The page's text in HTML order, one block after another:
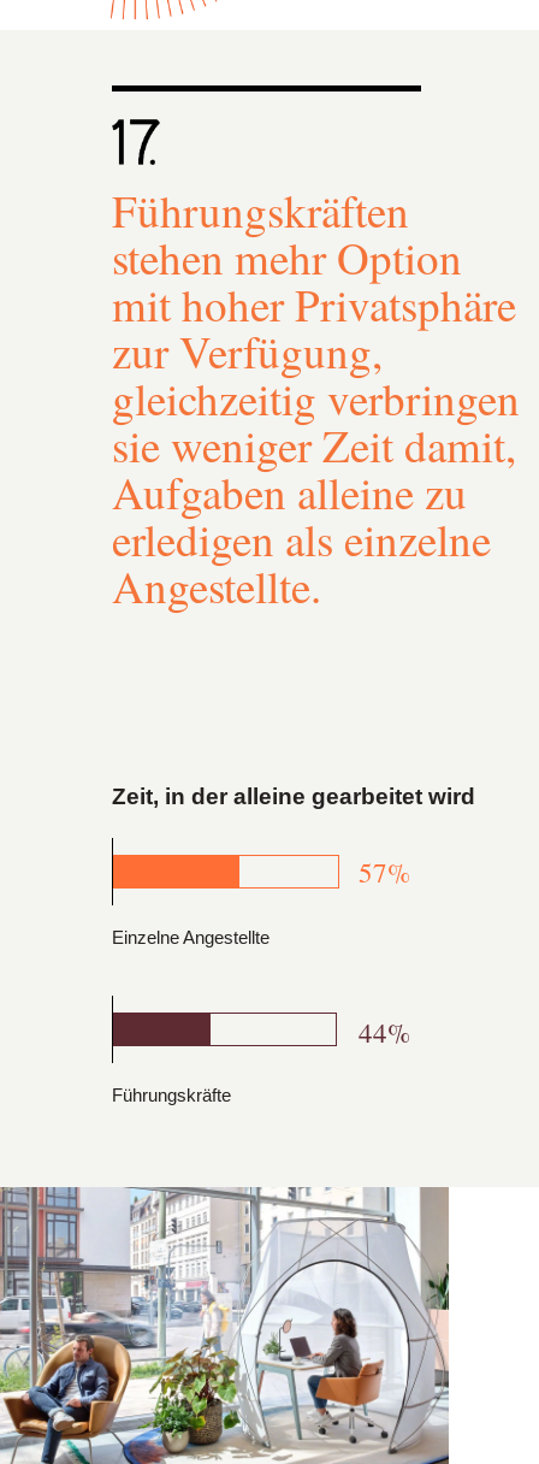
57%
44%
Einzelne Angestellte
Führungskräfte
Führungskräften
stehen mehr Option
mit hoher Privatsphäre
zur Verfügung,
gleichzeitig verbringen
sie weniger Zeit damit,
Aufgaben alleine zu
erledigen als einzelne
Angestellte.
Zeit, in der alleine gearbeitet wird